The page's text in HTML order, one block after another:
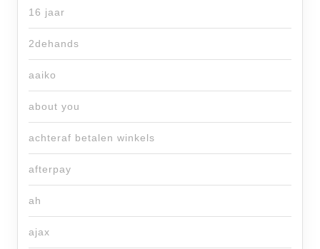
16 jaar
2dehands
aaiko
about you
achteraf betalen winkels
afterpay
ah
ajax